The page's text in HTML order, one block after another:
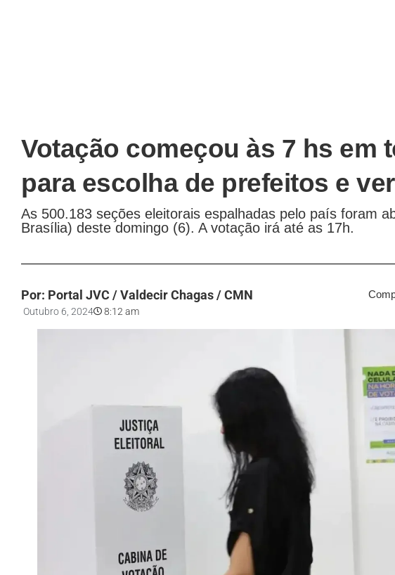
Votação começou às 7 hs em
para escolha de prefeitos e
As 500.183 seções eleitorais espalhadas pelo país foram
Brasília) deste domingo (6). A votação irá até as 17h.
Por: Portal JVC / Valdecir Chagas / CMN
Outubro 6, 2024 8:12 am